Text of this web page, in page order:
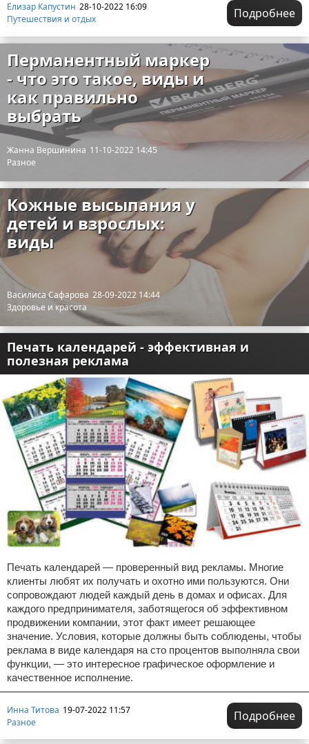
Елизар Капустин 28-10-2022 16:09
Путешествия и отдых
Подробнее
Перманентный маркер
- что это такое, виды и
как правильно
выбрать
Жанна Вершинина 11-10-2022 14:45
Разное
Кожные высыпания у
детей и взрослых:
виды
Василиса Сафарова 28-09-2022 14:44
Здоровье и красота
Печать календарей - эффективная и
полезная реклама
Печать календарей — проверенный вид рекламы. Многие
клиенты любят их получать и охотно ими пользуются. Они
сопровождают людей каждый день в домах и офисах. Для
каждого предпринимателя, заботящегося об эффективном
продвижении компании, этот факт имеет решающее
значение. Условия, которые должны быть соблюдены, чтобы
реклама в виде календаря на сто процентов выполняла свои
функции, — это интересное графическое оформление и
качественное исполнение.
Инна Титова 19-07-2022 11:57
Разное
Подробнее